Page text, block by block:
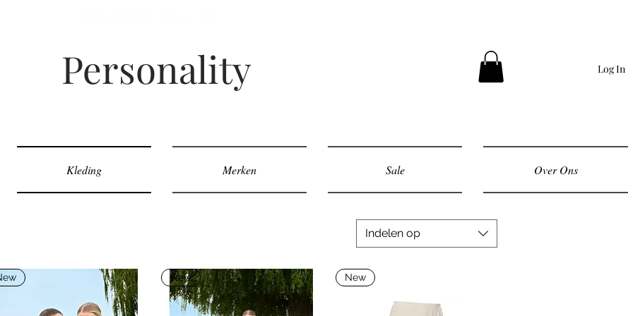
Personality Log In
Kleding Merken Sale Over Ons
Indelen op
New New